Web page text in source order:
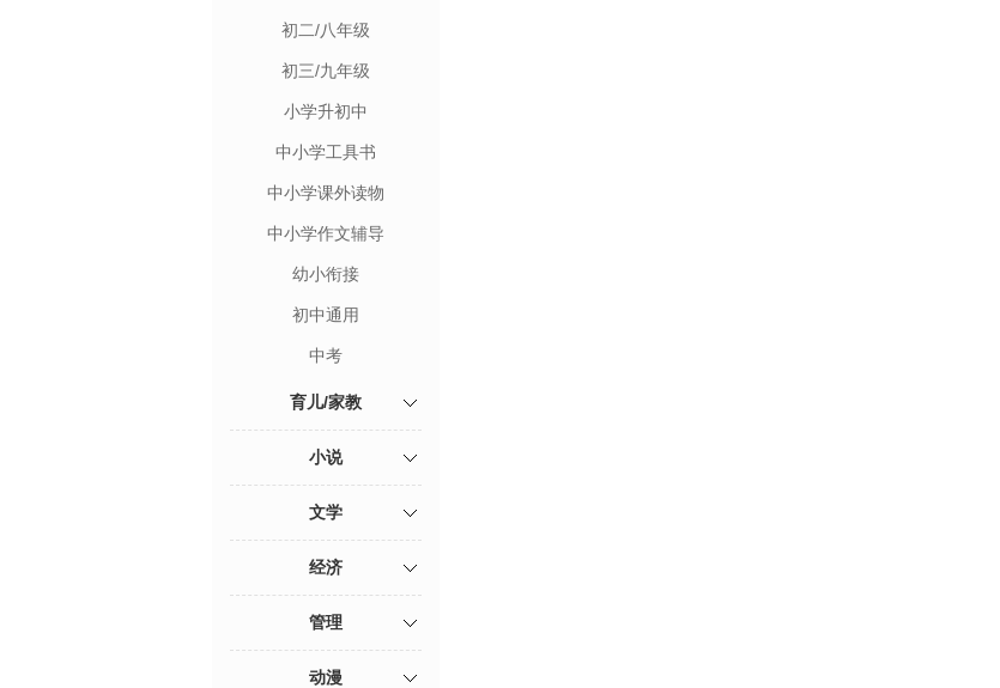
初二/八年级
初三/九年级
小学升初中
中小学工具书
中小学课外读物
中小学作文辅导
幼小衔接
初中通用
中考
育儿/家教
小说
文学
经济
管理
动漫